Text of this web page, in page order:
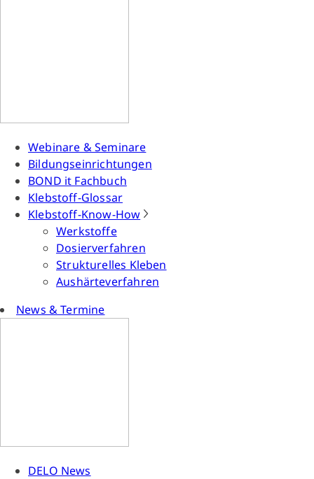
Webinare & Seminare
Bildungseinrichtungen
BOND it Fachbuch
Klebstoff-Glossar
Klebstoff-Know-How
Werkstoffe
Dosierverfahren
Strukturelles Kleben
Aushärteverfahren
News & Termine
DELO News